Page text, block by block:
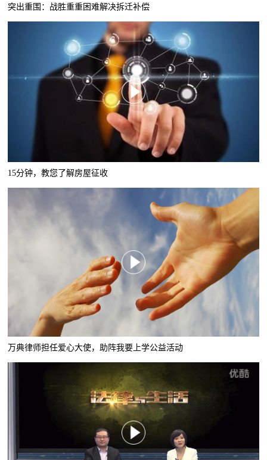
突出重围：战胜重重困难解决拆迁补偿
15分钟，教您了解房屋征收
万典律师担任爱心大使，助阵我要上学公益活动